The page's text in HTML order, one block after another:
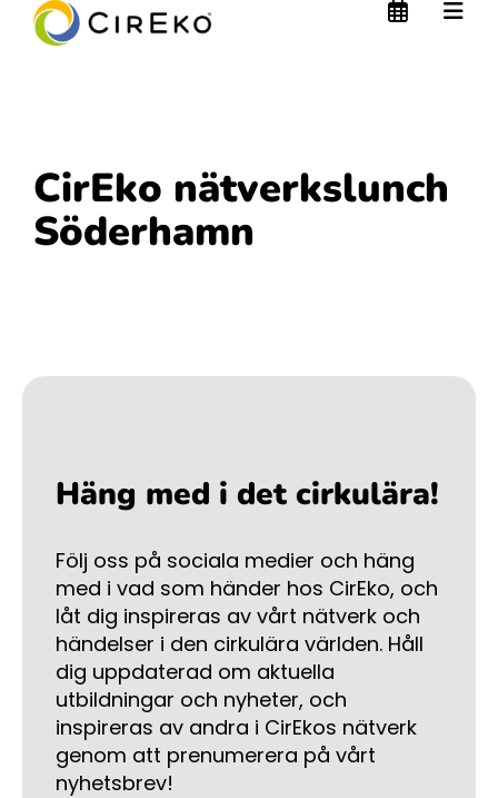
CirEko nätverkslunch
Söderhamn
Häng med i det cirkulära!
Följ oss på sociala medier och häng
med i vad som händer hos CirEko, och
låt dig inspireras av vårt nätverk och
händelser i den cirkulära världen. Håll
dig uppdaterad om aktuella
utbildningar och nyheter, och
inspireras av andra i CirEkos nätverk
genom att prenumerera på vårt
nyhetsbrev!